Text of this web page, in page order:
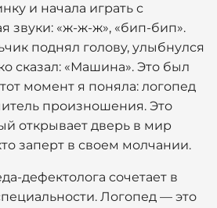
и начала играть с
звуки: «ж-ж-ж», «бип-бип».
поднял голову, улыбнулся
сказал: «Машина». Это был
момент я поняла: логопед
произношения. Это
открывает дверь в мир
заперт в своем молчании.
дефектолога сочетает в
Логопед — это